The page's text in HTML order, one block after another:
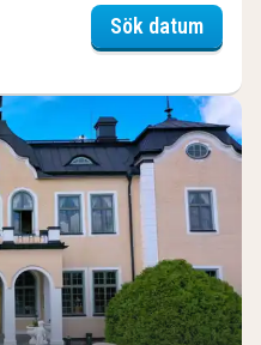
Sök datum